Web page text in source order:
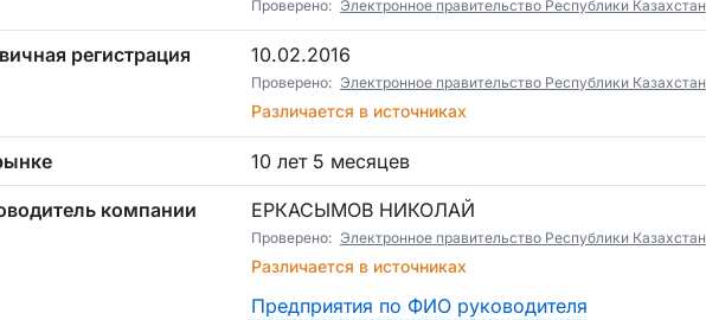
Проверено: Электронное правительство Республики Казахстан
регистрация 10.02.2016
Проверено: Электронное правительство Республики Казахстан
Различается в источниках
10 лет 5 месяцев
компании ЕРКАСЫМОВ НИКОЛАЙ
Проверено: Электронное правительство Республики Казахстан
Различается в источниках
Предприятия по ФИО руководителя